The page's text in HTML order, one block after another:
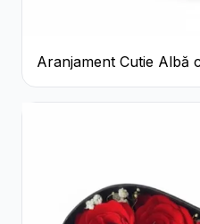
Aranjament Cutie Albă
Roșii și Raffaello